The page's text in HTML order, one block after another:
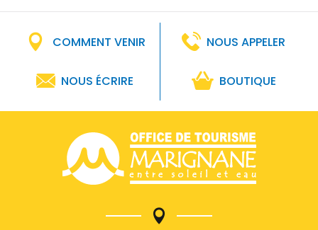
COMMENT VENIR NOUS APPELER
NOUS ÉCRIRE BOUTIQUE